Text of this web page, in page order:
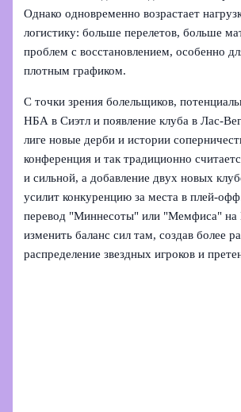
Однако одновременно возрастает
логистику: больше перелетов, больше
проблем с восстановлением, особенно
плотным графиком.
С точки зрения болельщиков,
НБА в Сиэтл и появление клуба в
лиге новые дерби и истории
конференция и так традиционно
и сильной, а добавление двух новых
усилит конкуренцию за места в
перевод "Миннесоты" или "Мемфиса" на
изменить баланс сил там, создав более
распределение звездных игроков и